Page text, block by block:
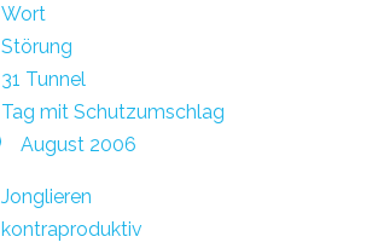
Wort
Störung
31 Tunnel
Tag mit Schutzumschlag
August 2006
Jonglieren
kontraproduktiv